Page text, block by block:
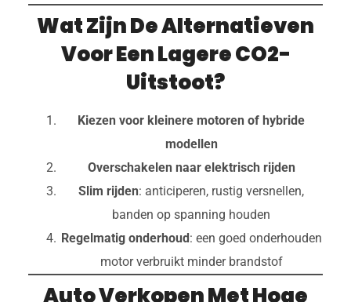
Wat Zijn De Alternatieven
Voor Een Lagere CO2-
Uitstoot?
Kiezen voor kleinere motoren of hybride
modellen
Overschakelen naar elektrisch rijden
Slim rijden: anticiperen, rustig versnellen,
banden op spanning houden
Regelmatig onderhoud : een goed onderhouden
motor verbruikt minder brandstof
Auto Verkopen Met Hoge